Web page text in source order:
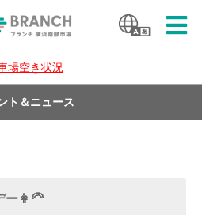
場空き状況
ト＆ニュース
ー👩‍🦳